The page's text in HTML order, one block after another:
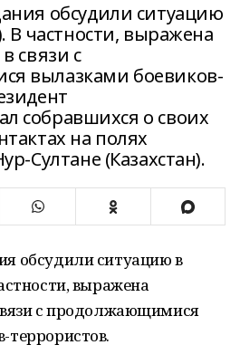
обсудили ситуацию
В частности, выражена
связи с
вылазками боевиков-
собравшихся о своих
на полях
Султане (Казахстан).
обсудили ситуацию в
выражена
с продолжающимися
террористов.